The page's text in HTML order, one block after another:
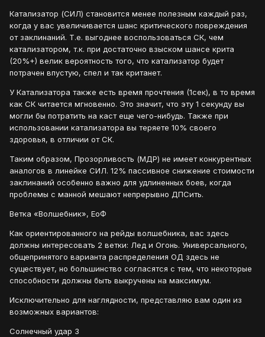
Катализатор (СИЛ) становится менее полезным каждый раз,
когда у вас увеличивается шанс критического повреждения
от заклинаний. Т.е. выгоднее воспользоваться СК, чем
катализатором, т.к. при достаточно взыском шансе крита
(20%+) велик вероятность того, что катализатор будет
потрачен впустую, спел и так кританет.
У Катализатора также есть время прочтения (1сек), в то время
как СК читается мгновенно. Это значит, что эту 1 секунду вы
могли бы потратить на каст еще чего-нибудь. Также при
использовании катализатора вы теряете 10% своего
здоровья, в отличии от СК.
Таким образом, Прозорливость (МДР) не имеет конкурентных
аналогов в линейке СИЛ. 12% пассивное снижение стоимости
заклинаний особенно важно для удлиненных боев, когда
проблемы с манной мешают непрерывно ДПСить.
Ветка «Волшебник», ЕоФ
Как ориентированного на рейды волшебника, вас здесь
должны интересовать 2 ветки: Лед и Огонь. Универсального,
общепринятого варианта распределения ОД здесь не
существует, но большинство согласятся с тем, что некоторые
способности должны быть выкручены на максимум.
Исключительно для наглядности, представляю вам один из
возможных вариантов:
Солнечный удар 3